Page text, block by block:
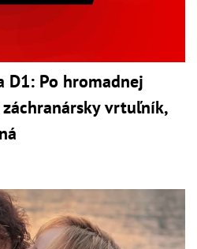
D1: Po hromadnej
vrtuľník,